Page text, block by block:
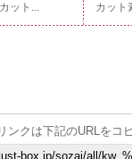
ット...
カット
ンクは下記のURLをコ